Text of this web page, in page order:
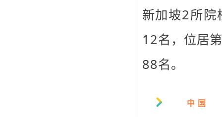
新加坡2所院
12名，位居
88名。
中 国